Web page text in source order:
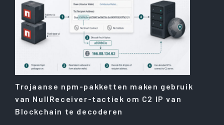
Trojaanse npm-pakketten maken gebruik
van NullReceiver-tactiek om C2 IP van
Blockchain te decoderen